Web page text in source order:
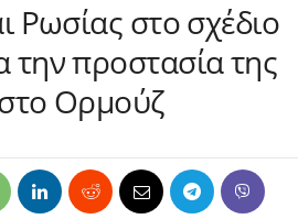
Ρωσίας στο σχέδιο
την προστασία της
Ορμούζ